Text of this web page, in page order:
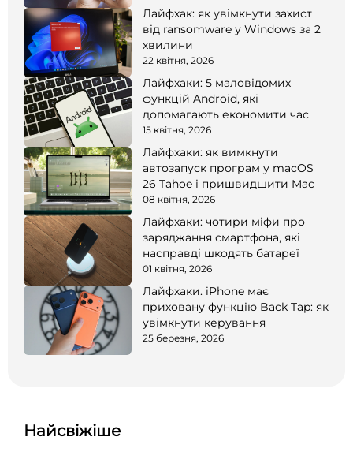
Лайфхак: як увімкнути захист
від ransomware у Windows за 2
хвилини
22 квітня, 2026
Лайфхаки: 5 маловідомих
функцій Android, які
допомагають економити час
15 квітня, 2026
Лайфхаки: як вимкнути
автозапуск програм у macOS
26 Tahoe і пришвидшити Mac
08 квітня, 2026
Лайфхаки: чотири міфи про
заряджання смартфона, які
насправді шкодять батареї
01 квітня, 2026
Лайфхаки. iPhone має
приховану функцію Back Tap: як
увімкнути керування
25 березня, 2026
Найсвіжіше